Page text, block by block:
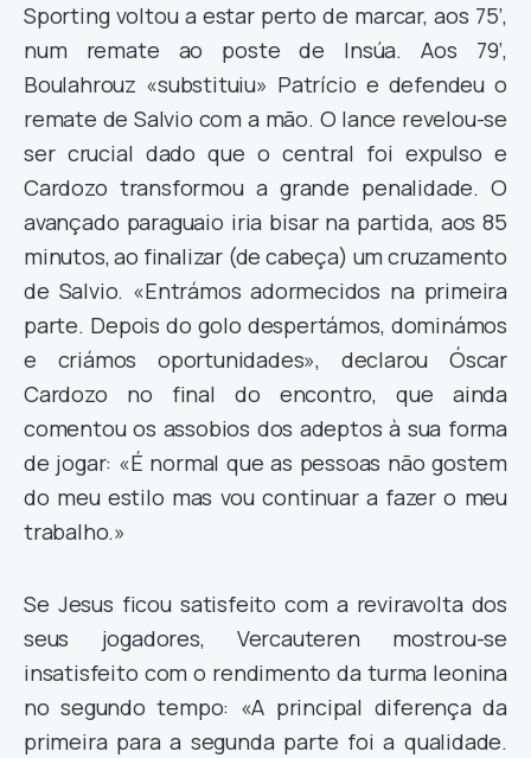
Sporting voltou a estar perto de marcar, aos 75’,
num remate ao poste de Insúa. Aos 79’,
Boulahrouz «substituiu» Patrício e defendeu o
remate de Salvio com a mão. O lance revelou-se
ser crucial dado que o central foi expulso e
Cardozo transformou a grande penalidade. O
avançado paraguaio iria bisar na partida, aos 85
minutos, ao finalizar (de cabeça) um cruzamento
de Salvio. «Entrámos adormecidos na primeira
parte. Depois do golo despertámos, dominámos
e criámos oportunidades», declarou Óscar
Cardozo no final do encontro, que ainda
comentou os assobios dos adeptos à sua forma
de jogar: «É normal que as pessoas não gostem
do meu estilo mas vou continuar a fazer o meu
trabalho.»
Se Jesus ficou satisfeito com a reviravolta dos
seus jogadores, Vercauteren mostrou-se
insatisfeito com o rendimento da turma leonina
no segundo tempo: «A principal diferença da
primeira para a segunda parte foi a qualidade.